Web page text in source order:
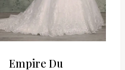
Empire Du